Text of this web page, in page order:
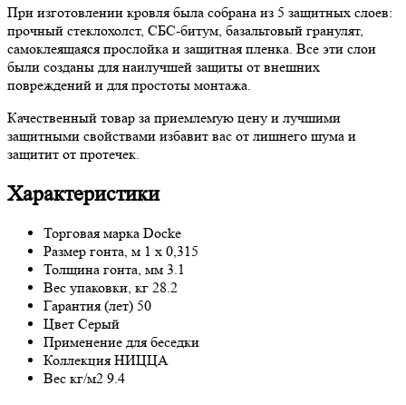
При изготовлении кровля была собрана из 5 защитных слоев:
прочный стеклохолст, СБС-битум, базальтовый гранулят,
самоклеящаяся прослойка и защитная пленка. Все эти слои
были созданы для наилучшей защиты от внешних
повреждений и для простоты монтажа.
Качественный товар за приемлемую цену и лучшими
защитными свойствами избавит вас от лишнего шума и
защитит от протечек.
Характеристики
Торговая марка Docke
Размер гонта, м 1 x 0,315
Толщина гонта, мм 3.1
Вес упаковки, кг 28.2
Гарантия (лет) 50
Цвет Серый
Применение для беседки
Коллекция НИЦЦА
Вес кг/м2 9.4